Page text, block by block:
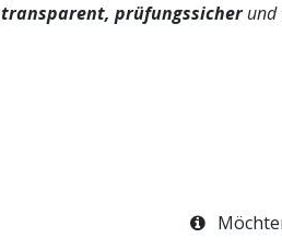
transparent, prüfungssicherund